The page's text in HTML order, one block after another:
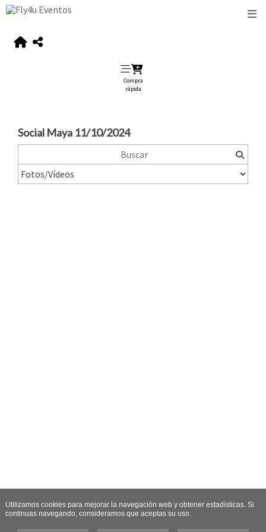
Compra
rápida
Social Maya 11/10/2024
Utilizamos cookies para mejorar la navegación web y obtener estadísticas. Si
continuas navegando, consideramos que aceptas su uso.